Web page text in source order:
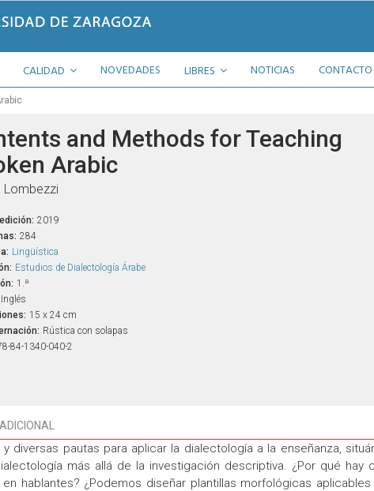
CALIDAD NOVEDADES LIBRES NOTICIAS CONTACTO
and Methods for Teaching
Arabic
Lombezzi
2019
284
Lingüística
Estudios de Dialectología Árabe
1.ª
Inglés
15 x 24 cm
Rústica con solapas
84-1340-040-2
diversas pautas para aplicar la dialectología a la enseñanza,
más allá de la investigación descriptiva. ¿Por qué hay
hablantes? ¿Podemos diseñar plantillas morfológicas